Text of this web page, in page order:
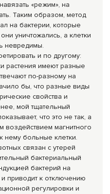
«режим», на
Таким образом, метод
на бактерии, которые
уничтожались, а клетки
невредимы.
и по другому:
растения имеют разные
по-разному на
бы, что разные виды
свойства и
мой тщательный
что это не так, а
воздействием магнитного
нему больные клетки.
связан с утерей
бактериальный
бактерий на
и приводит к отключению
регулировки и